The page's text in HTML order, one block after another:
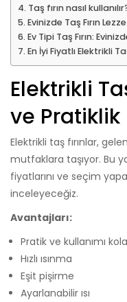
Taş fırın nasıl
Evinizde Taş Fırın
Ev Tipi Taş Fırın:
En İyi Fiyatlı Elektrikli
Elektrikli
ve Pratiklik
Elektrikli taş fırınlar,
mutfaklara taşıyor. Bu
fiyatlarını ve seçim
inceleyeceğiz.
Avantajları:
Pratik ve kullanımı
Hızlı ısınma
Eşit pişirme
Ayarlanabilir ısı